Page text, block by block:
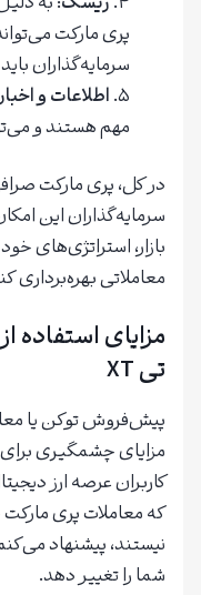
پری مارکت
سرمایه‌گذاران
اطلاعات و
مهم هستند و
در کل، پری مارکت
سرمایه‌گذاران این
بازار، استراتژی‌های
معاملاتی بهره‌برداری
مزایای استفاده
تی XT
پیش‌فروش توکن یا
مزایای چشمگیری
کاربران عرصه ارز
که معاملات پری مارکت
نیستند، پیشنهاد
شما را تغییر دهد.